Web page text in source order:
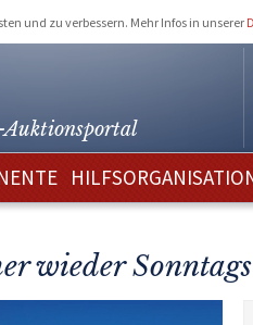
und zu verbessern. Mehr Infos in unserer
Auktionsportal
wieder